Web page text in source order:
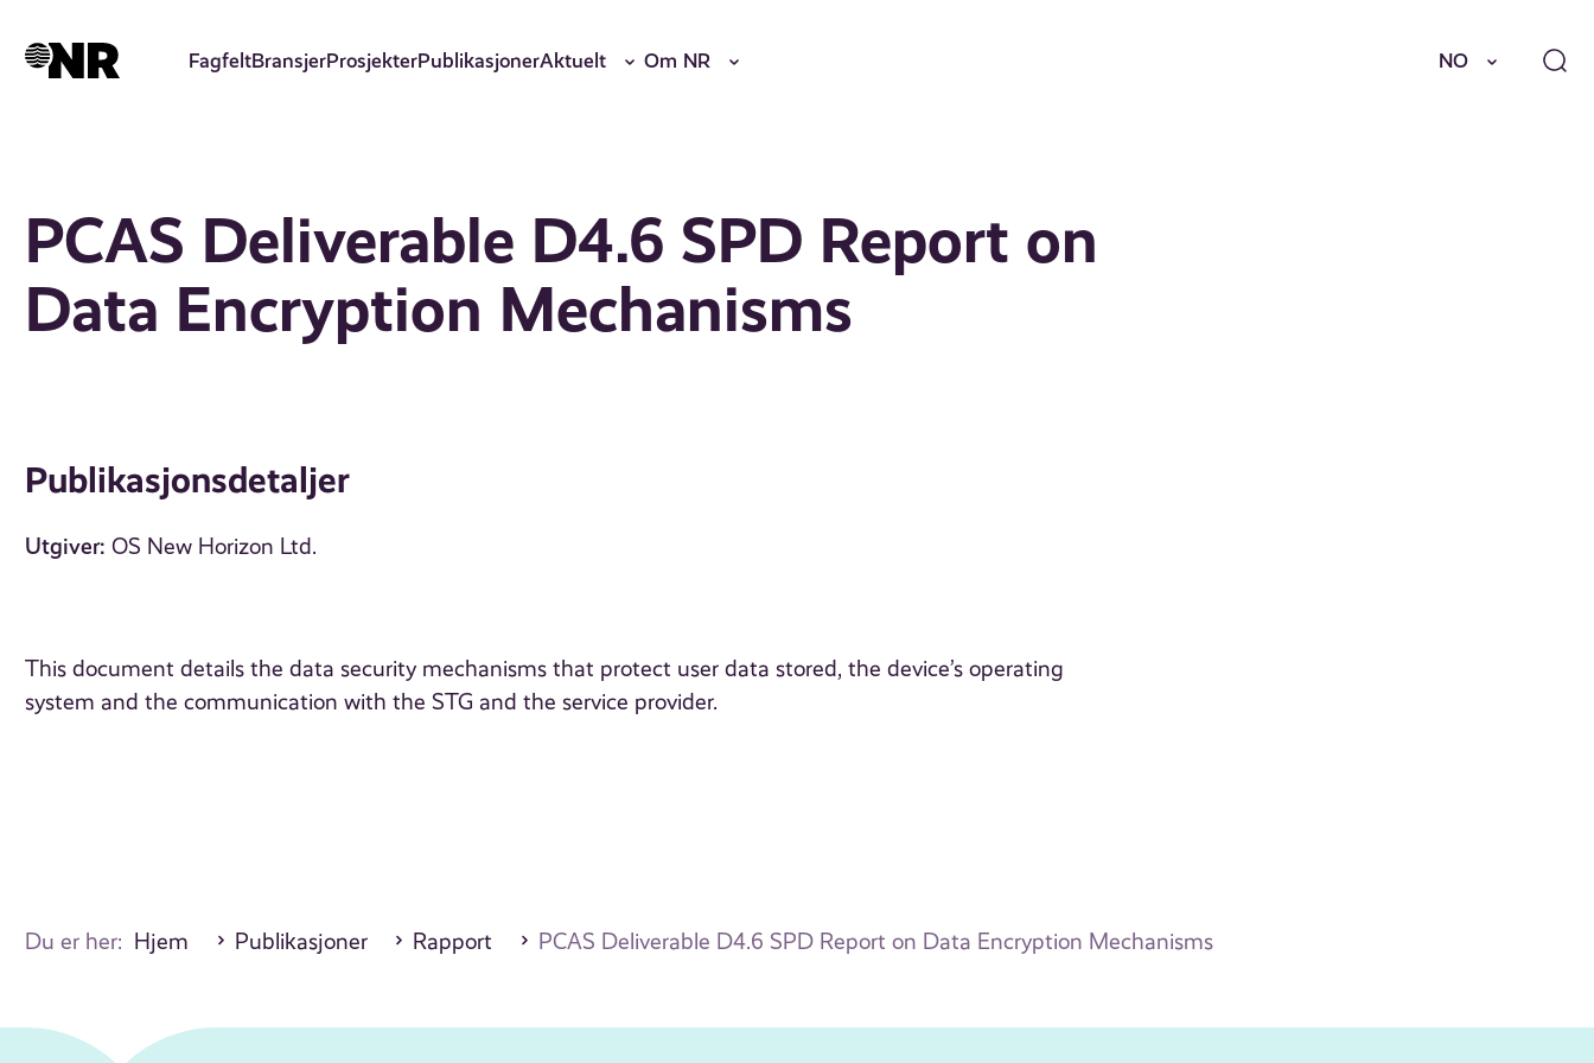
hovedinnhold
FagfeltBransjerProsjekterPublikasjonerAktuelt Om NR NO
PCAS Deliverable D4.6 SPD Report on
Data Encryption Mechanisms
Publikasjonsdetaljer
Utgiver: OS New Horizon Ltd.
This document details the data security mechanisms that protect user data stored, the device’s operating
system and the communication with the STG and the service provider.
Du er her: Hjem Publikasjoner Rapport PCAS Deliverable D4.6 SPD Report on Data Encryption Mechanisms